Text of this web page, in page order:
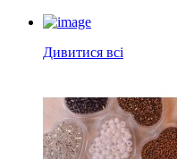
Дивитися всі